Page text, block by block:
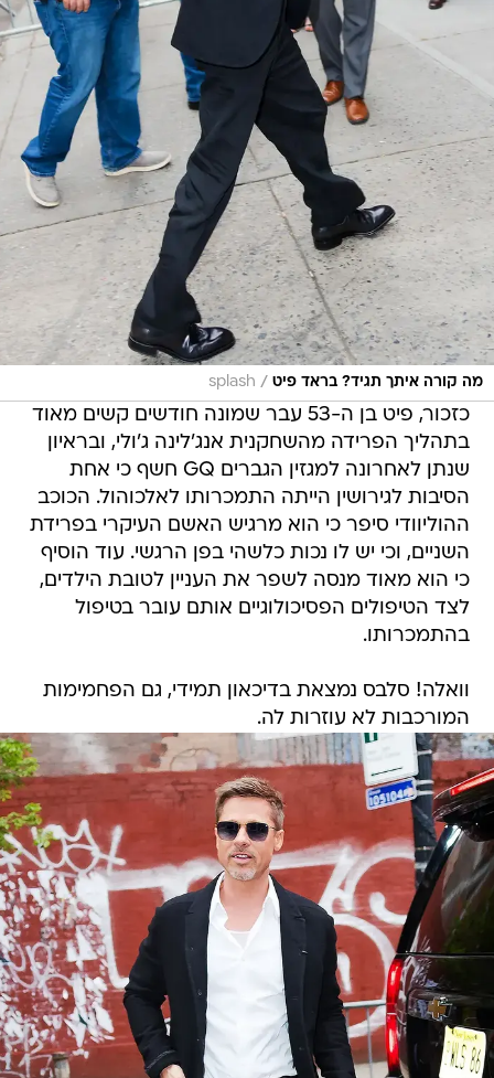
מה קורה איתך תגיד? בראד פיט /
splash
כזכור, פיט בן ה-53 עבר שמונה חודשים קשים מאוד
בתהליך הפרידה מהשחקנית אנג'לינה ג'ולי, ובראיון
שנתן לאחרונה למגזין הגברים GQ חשף כי אחת
הסיבות לגירושין הייתה התמכרותו לאלכוהול. הכוכב
ההוליוודי סיפר כי הוא מרגיש האשם העיקרי בפרידת
השניים, וכי יש לו נכות כלשהי בפן הרגשי. עוד הוסיף
כי הוא מאוד מנסה לשפר את העניין לטובת הילדים,
לצד הטיפולים הפסיכולוגיים אותם עובר בטיפול
בהתמכרותו.
וואלה! סלבס נמצאת בדיכאון תמידי, גם הפחמימות
המורכבות לא עוזרות לה.